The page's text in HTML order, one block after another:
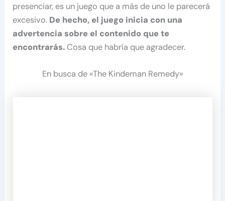
presenciar, es un juego que a más de uno le parecerá
excesivo. De hecho, el juego inicia con una
advertencia sobre el contenido que te
encontrarás.Cosa que habría que agradecer.
En busca de «The Kindeman Remedy»